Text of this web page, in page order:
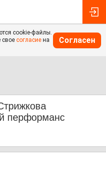
cookie-файлы.
свое согласие на
Согласен
перформанс